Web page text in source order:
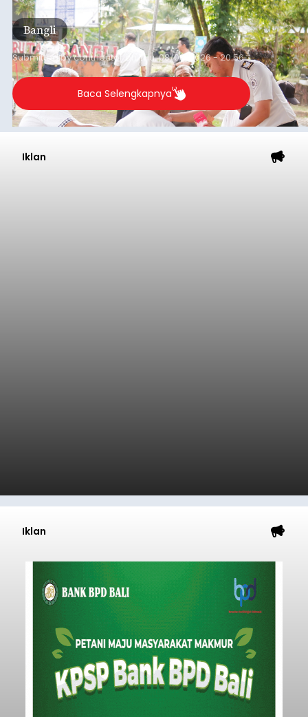
(6/8/2026).
Bangli
Submitted bycontributor Thu, 08/06/2026 - 20:56
Baca Selengkapnya
Iklan
Iklan